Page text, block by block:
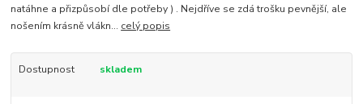
natáhne a přizpůsobí dle potřeby ) . Nejdříve se zdá trošku pevnější, ale
nošením krásně vlákn... celý popis
Dostupnost skladem